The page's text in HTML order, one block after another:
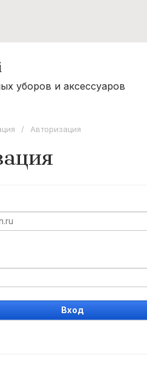
уборов и аксессуаров
/ Авторизация
Вход